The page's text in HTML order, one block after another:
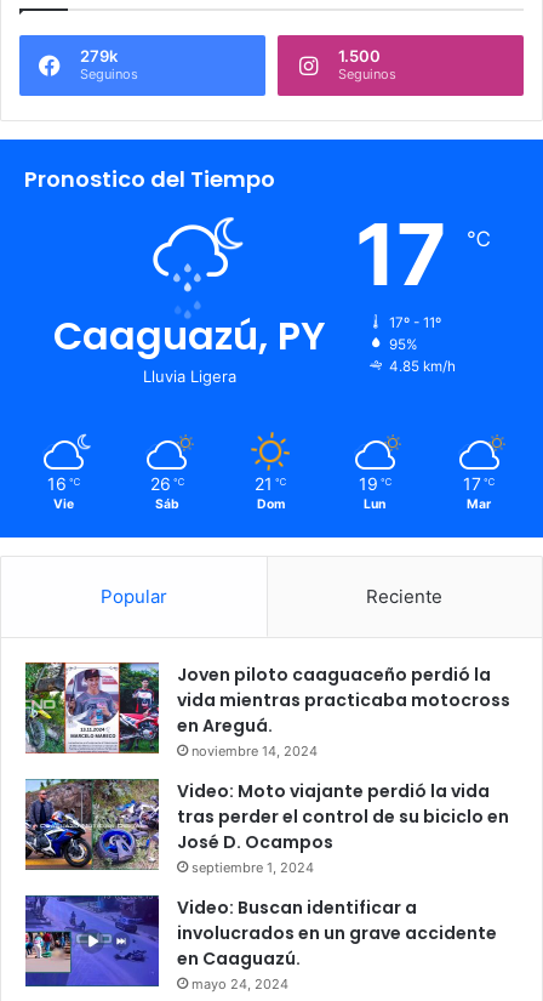
279k
Seguinos
1.500
Seguinos
Pronostico del Tiempo
Caaguazú, PY
Lluvia Ligera
17 ℃
17º - 11º
95%
4.85 km/h
16 ℃
Vie
26 ℃
Sáb
21 ℃
Dom
19 ℃
Lun
17 ℃
Mar
Popular Reciente
Joven piloto caaguaceño perdió la
vida mientras practicaba motocross
en Areguá.
noviembre 14, 2024
Video: Moto viajante perdió la vida
tras perder el control de su biciclo en
José D. Ocampos
septiembre 1, 2024
Video: Buscan identificar a
involucrados en un grave accidente
en Caaguazú.
mayo 24, 2024